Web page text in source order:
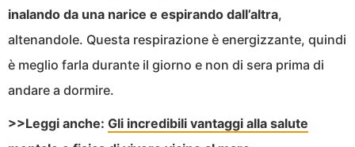
inalando da una narice e espirando dall’altra,
altenandole. Questa respirazione è energizzante, quindi
è meglio farla durante il giorno e non di sera prima di
andare a dormire.
>>Leggi anche: Gli incredibili vantaggi alla salute